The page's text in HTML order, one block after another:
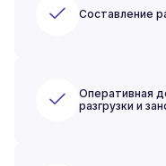
Составление
Оперативная
разгрузки и